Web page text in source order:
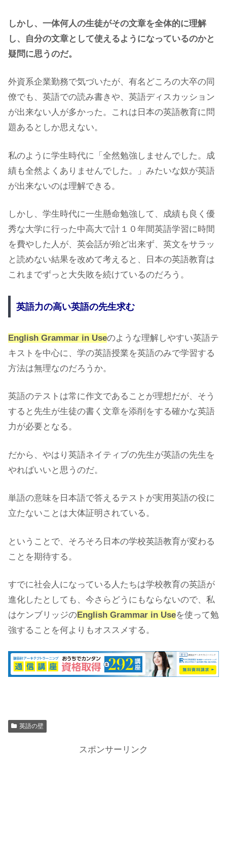
しかし、一体何人の生徒がその文章を全体的に理解
し、自分の文章として使えるようになっているのかと
疑問に思うのだ。
外資系企業勤務で気づいたが、有名どころの大卒の同
僚でも、英語での読み書きや、英語ディスカッション
が出来ない人が多かった。これは日本の英語教育に問
題あるとしか思えない。
私のように学生時代に「全然勉強しませんでした。成
績も全然よくありませんでした。」みたいな奴が英語
が出来ないのは理解できる。
しかし、学生時代に一生懸命勉強して、成績も良く優
秀な大学に行った中高大で計１０年間英語学習に時間
を費やした人が、英会話が殆ど出来ず、英文をサラッ
と読めない結果を改めて考えると、日本の英語教育は
これまでずっと大失敗を続けているのだろう。
英語力の高い英語の先生求む
English Grammar in Useのような理解しやすい英語テ
キストを中心に、学の英語授業を英語のみで学習する
方法は無理なのだろうか。
英語のテストは常に作文であることが理想だが、そう
すると先生が生徒の書く文章を添削をする確かな英語
力が必要となる。
だから、やはり英語ネイティブの先生が英語の先生を
やればいいと思うのだ。
単語の意味を日本語で答えるテストが実用英語の役に
立たないことは大体証明されている。
ということで、そろそろ日本の学校英語教育が変わる
ことを期待する。
すでに社会人になっている人たちは学校教育の英語が
進化したとしても、今さらどうにもならないので、私
はケンブリッジのEnglish Grammar in Useを使って勉
強することを何よりもオススメする。
英語の壁
スポンサーリンク